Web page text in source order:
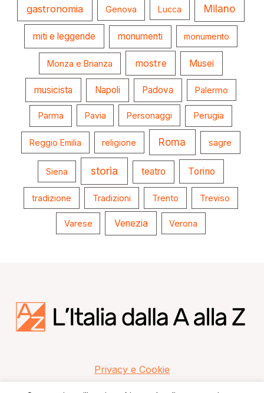
gastronomia Genova Lucca Milano
miti e leggende monumenti monumento
Monza e Brianza mostre Musei
musicista Napoli Padova Palermo
Parma Pavia Personaggi Perugia
Reggio Emilia religione Roma sagre
Siena storia teatro Torino
tradizione Tradizioni Trento Treviso
Varese Venezia Verona
Privacy e Cookie